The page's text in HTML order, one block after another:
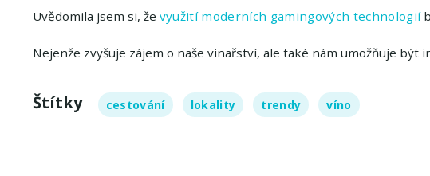
Uvědomila jsem si, že využití moderních gamingových technologií
Nejenže zvyšuje zájem o naše vinařství, ale také nám umožňuje být
Štítky cestování lokality trendy víno